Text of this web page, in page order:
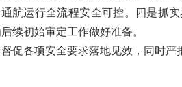
运行全流程安全可控。四是抓
续初始审定工作做好准备。
促各项安全要求落地见效，同时